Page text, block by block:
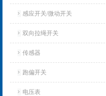
感应开关/微动开关
双向拉绳开关
传感器
跑偏开关
电压表